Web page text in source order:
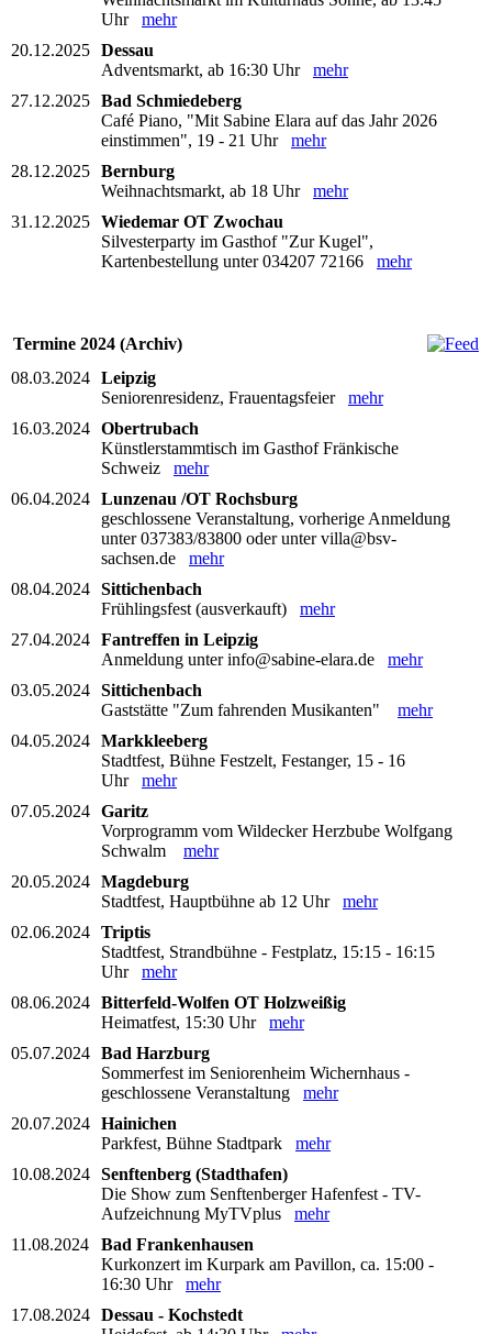
Uhr mehr
20.12.2025 Dessau
Adventsmarkt, ab 16:30 Uhr mehr
27.12.2025 Bad Schmiedeberg
Café Piano, "Mit Sabine Elara auf das Jahr 2026
einstimmen", 19 - 21 Uhr mehr
28.12.2025 Bernburg
Weihnachtsmarkt, ab 18 Uhr mehr
31.12.2025 Wiedemar OT Zwochau
Silvesterparty im Gasthof "Zur Kugel",
Kartenbestellung unter 034207 72166 mehr
Termine 2024 (Archiv)
08.03.2024 Leipzig
Seniorenresidenz, Frauentagsfeier mehr
16.03.2024 Obertrubach
Künstlerstammtisch im Gasthof Fränkische
Schweiz mehr
06.04.2024 Lunzenau /OT Rochsburg
geschlossene Veranstaltung, vorherige Anmeldung
unter 037383/83800 oder unter villa@bsv-
sachsen.de mehr
08.04.2024 Sittichenbach
Frühlingsfest (ausverkauft) mehr
27.04.2024 Fantreffen in Leipzig
Anmeldung unter info@sabine-elara.de mehr
03.05.2024 Sittichenbach
Gaststätte "Zum fahrenden Musikanten" mehr
04.05.2024 Markkleeberg
Stadtfest, Bühne Festzelt, Festanger, 15 - 16
Uhr mehr
07.05.2024 Garitz
Vorprogramm vom Wildecker Herzbube Wolfgang
Schwalm mehr
20.05.2024 Magdeburg
Stadtfest, Hauptbühne ab 12 Uhr mehr
02.06.2024 Triptis
Stadtfest, Strandbühne - Festplatz, 15:15 - 16:15
Uhr mehr
08.06.2024 Bitterfeld-Wolfen OT Holzweißig
Heimatfest, 15:30 Uhr mehr
05.07.2024 Bad Harzburg
Sommerfest im Seniorenheim Wichernhaus -
geschlossene Veranstaltung mehr
20.07.2024 Hainichen
Parkfest, Bühne Stadtpark mehr
10.08.2024 Senftenberg (Stadthafen)
Die Show zum Senftenberger Hafenfest - TV-
Aufzeichnung MyTVplus mehr
11.08.2024
Bad Frankenhausen
Kurkonzert im Kurpark am Pavillon, ca. 15:00 -
16:30 Uhr mehr
17.08.2024 Dessau - Kochstedt